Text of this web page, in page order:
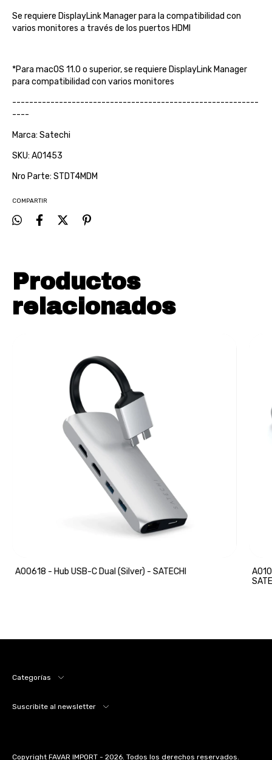
Se requiere DisplayLink Manager para la compatibilidad con
varios monitores a través de los puertos HDMI
*Para macOS 11.0 o superior, se requiere DisplayLink Manager
para compatibilidad con varios monitores
----------------------------------------------------------
----
Marca: Satechi
SKU: A01453
Nro Parte: STDT4MDM
COMPARTIR
Productos
relacionados
A00618 - Hub USB-C Dual (Silver) - SATECHI
Categorías
Suscribite al newsletter
Copyright FAVAR IMPORT - 2026. Todos los derechos reservados.